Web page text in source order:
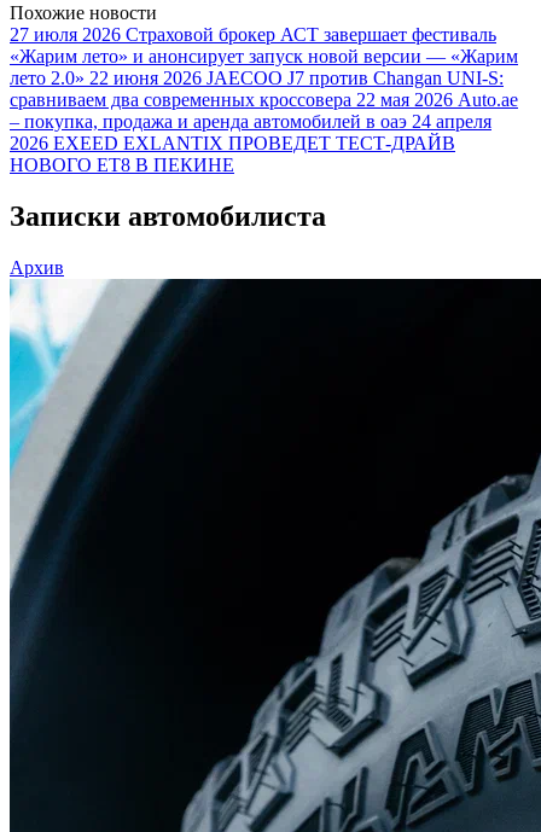
Похожие новости
27 июля 2026 Страховой брокер АСТ завершает фестиваль
«Жарим лето» и анонсирует запуск новой версии — «Жарим
лето 2.0» 22 июня 2026 JAECOO J7 против Changan UNI-S:
сравниваем два современных кроссовера 22 мая 2026 Auto.ae
– покупка, продажа и аренда автомобилей в оаэ 24 апреля
2026 EXEED EXLANTIX ПРОВЕДЕТ ТЕСТ-ДРАЙВ
НОВОГО ET8 В ПЕКИНЕ
Записки автомобилиста
Архив